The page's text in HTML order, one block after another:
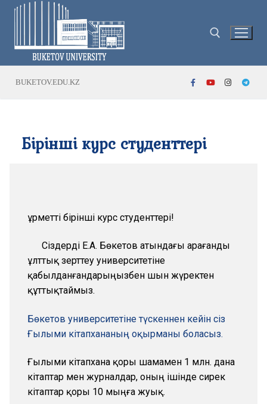
BUKETOV.EDU.KZ
Бірінші курс студенттері
Құрметті бірінші курс студенттері!
Сіздерді Е.А. Бөкетов атындағы Қарағанды
ұлттық зерттеу университетіне
қабылданғандарыңызбен шын жүректен
құттықтаймыз.
Бөкетов университетіне түскеннен кейін сіз
Ғылыми кітапхананың оқырманы боласыз.
Ғылыми кітапхана қоры шамамен 1 млн. дана
кітаптар мен журналдар, оның ішінде сирек
кітаптар қоры 10 мыңға жуық.